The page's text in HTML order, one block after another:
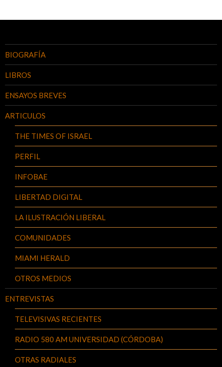
BIOGRAFÍA
LIBROS
ENSAYOS BREVES
ARTICULOS
THE TIMES OF ISRAEL
PERFIL
INFOBAE
LIBERTAD DIGITAL
LA ILUSTRACIÓN LIBERAL
COMUNIDADES
MIAMI HERALD
OTROS MEDIOS
ENTREVISTAS
TELEVISIVAS RECIENTES
RADIO 580 AM UNIVERSIDAD (CÓRDOBA)
OTRAS RADIALES